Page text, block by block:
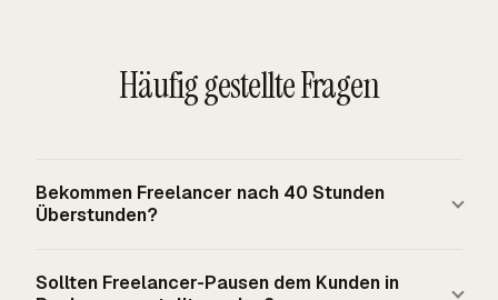
Häufig gestellte Fragen
Bekommen Freelancer nach 40 Stunden
Überstunden?
Schutz für Mindestlohn oder Überstunden. Wenn ein
Sollten Freelancer-Pausen dem Kunden in